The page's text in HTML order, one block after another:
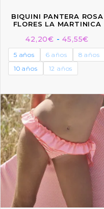
BIQUINI PANTERA ROSA
FLORES LA MARTINICA
42,20€ - 45,55€
5 años 6 años
8 años
10 años
12 años